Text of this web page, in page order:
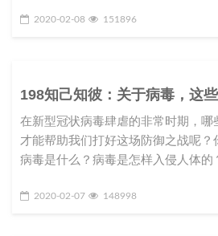
2020-02-08 151896
198知己知彼：关于病毒，这
在新型冠状病毒肆虐的非常时期，哪
才能帮助我们打好这场防御之战呢？
病毒是什么？病毒是怎样入侵人体的
2020-02-07 148998